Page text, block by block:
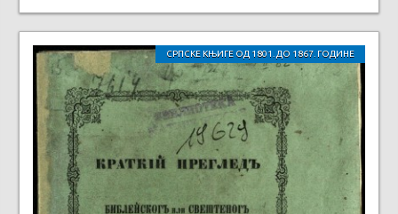
СРПСКЕ КЊИГЕ ОД 1801. ДО 1867. ГОДИНЕ